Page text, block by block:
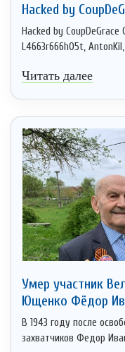
Hacked by
Hacked by
L4663r666h05t,
Читать далее
Умер участник
Ющенко Фёдор
В 1943 году после
захватчиков Федор